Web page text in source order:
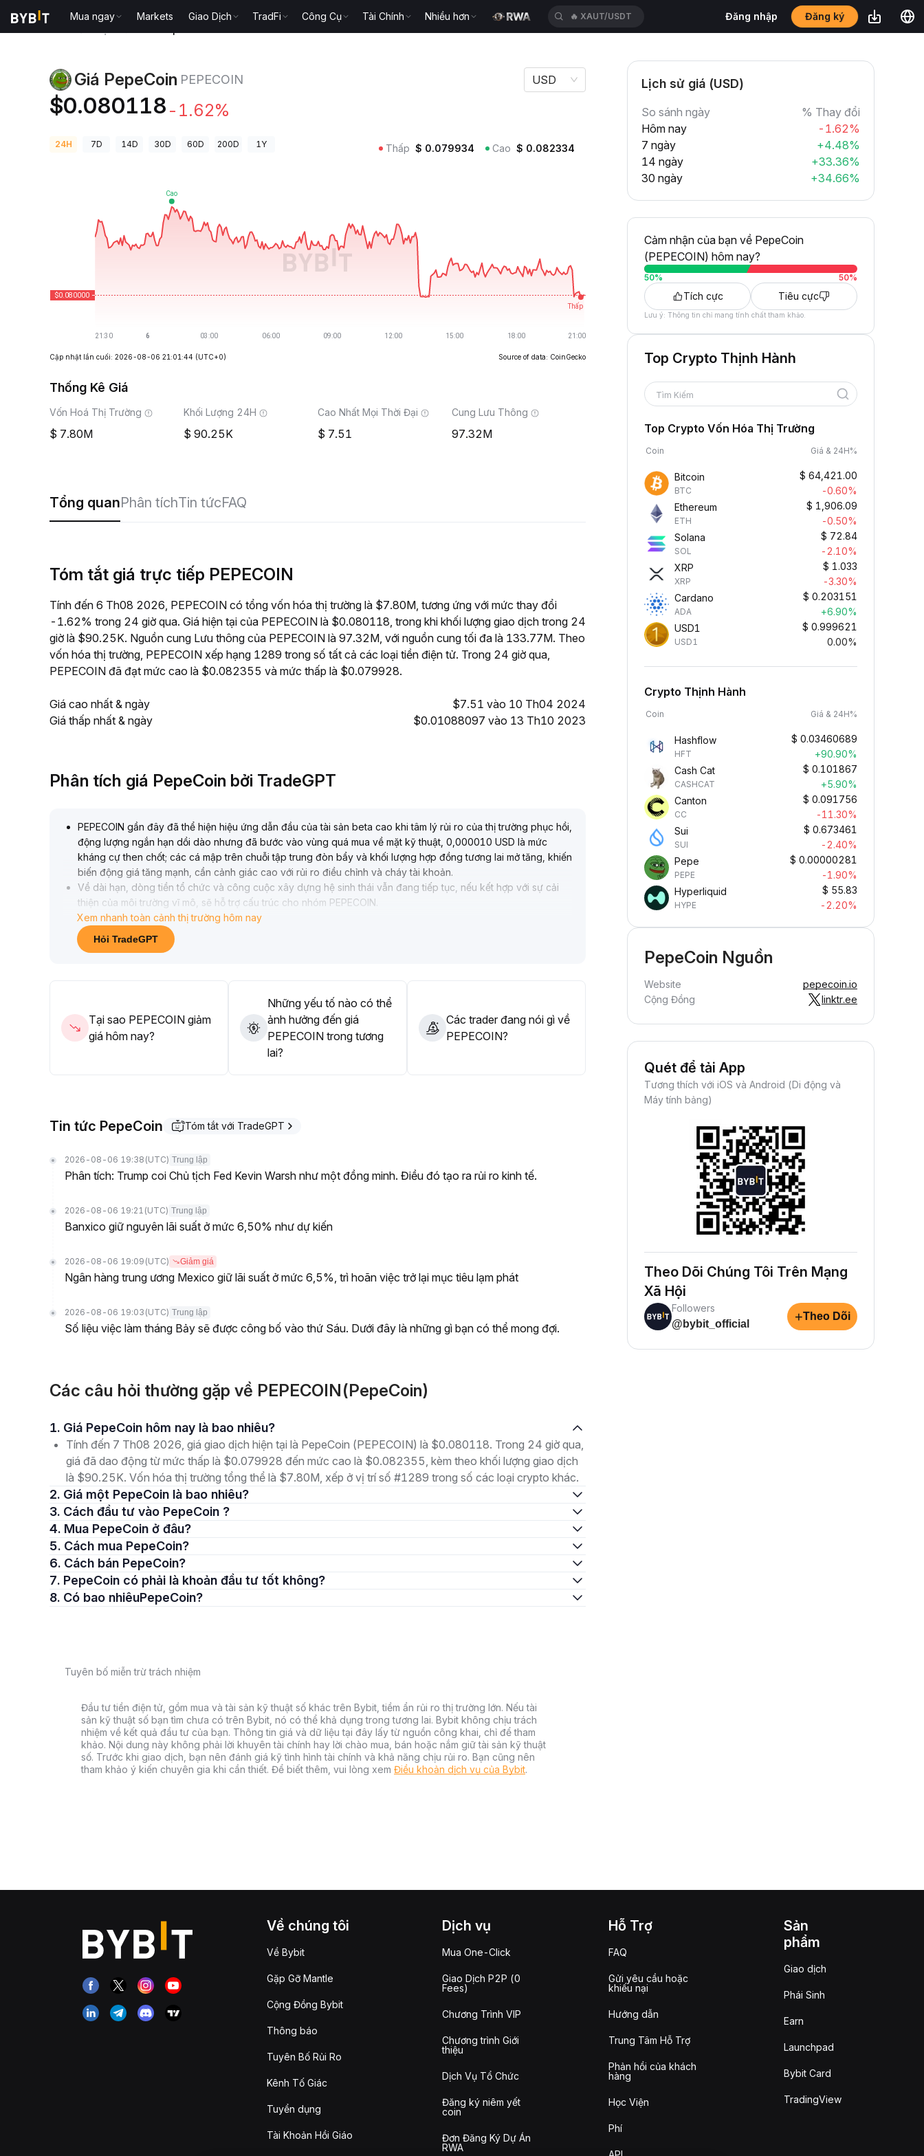
Mua ngay Markets Giao Dịch TradFi Công Cụ Tài Chính Nhiều hơn 🔥 XAUT/USDT Đăng nhập Đăng ký
Giá PepeCoin PEPECOIN
$0.080118 -1.62%
USD
24H 7D 14D 30D 60D 200D 1Y Thấp $ 0.079934 Cao $ 0.082334
Cập nhật lần cuối: 2026-08-06 21:01:44 (UTC+0) Source of data: CoinGecko
Thống Kê Giá
Vốn Hoá Thị Trường
7.80M
Khối Lượng 24H
90.25K
Cao Nhất Mọi Thời Đại
7.51
Cung Lưu Thông
97.32M
Tổng quanPhân tíchTin tứcFAQ
Tóm tắt giá trực tiếp PEPECOIN
Tính đến 6 Th08 2026, PEPECOIN có tổng vốn hóa thị trường là $7.80M, tương ứng với mức thay đổi
-1.62% trong 24 giờ qua. Giá hiện tại của PEPECOIN là $0.080118, trong khi khối lượng giao dịch trong 24
giờ là $90.25K. Nguồn cung Lưu thông của PEPECOIN là 97.32M, với nguồn cung tối đa là 133.77M. Theo
vốn hóa thị trường, PEPECOIN xếp hạng 1289 trong số tất cả các loại tiền điện tử. Trong 24 giờ qua,
PEPECOIN đã đạt mức cao là $0.082355 và mức thấp là $0.079928.
Giá cao nhất & ngày
$7.51 vào 10 Th04 2024
Giá thấp nhất & ngày
$0.01088097 vào 13 Th10 2023
Phân tích giá PepeCoin bởi TradeGPT
PEPECOIN gần đây đã thể hiện hiệu ứng dẫn đầu của tài sản beta cao khi tâm lý rủi ro của thị trường phục hồi,
động lượng ngắn hạn dồi dào nhưng đã bước vào vùng quá mua về mặt kỹ thuật, 0,000010 USD là mức
kháng cự then chốt; các cá mập trên chuỗi tập trung đòn bẩy và khối lượng hợp đồng tương lai mở tăng, khiến
biến động giá tăng mạnh, cần cảnh giác cao với rủi ro điều chỉnh và cháy tài khoản.
Về dài hạn, dòng tiền tổ chức và công cuộc xây dựng hệ sinh thái vẫn đang tiếp tục, nếu kết hợp với sự cải
thiện của môi trường vĩ mô, sẽ hỗ trợ cấu trúc cho nhóm PEPECOIN
Khuyến nghị nên chú ý đến sự bứt phá ở các mức áp lực then chốt và biến động dòng tiền trong ngắn hạn,
kiểm soát vị thế nghiêm ngặt, tránh mua đuổi và chờ đợi cơ hội phân bổ tối ưu hơn
Xem nhanh toàn cảnh thị trường hôm nay
Hỏi TradeGPT
Tại sao PEPECOIN giảm
giá hôm nay?
Những yếu tố nào có thể
ảnh hưởng đến giá
PEPECOIN trong tương
lai?
Các trader đang nói gì về
PEPECOIN?
Tin tức PepeCoin Tóm tắt với TradeGPT
2026-08-06 19:38 (UTC) Trung lập
Phân tích: Trump coi Chủ tịch Fed Kevin Warsh như một đồng minh. Điều đó tạo ra rủi ro kinh tế.
2026-08-06 19:21 (UTC) Trung lập
Banxico giữ nguyên lãi suất ở mức 6,50% như dự kiến
2026-08-06 19:09 (UTC) Giảm giá
Ngân hàng trung ương Mexico giữ lãi suất ở mức 6,5%, trì hoãn việc trở lại mục tiêu lạm phát
2026-08-06 19:03 (UTC) Trung lập
Số liệu việc làm tháng Bảy sẽ được công bố vào thứ Sáu. Dưới đây là những gì bạn có thể mong đợi.
Các câu hỏi thường gặp về PEPECOIN(PepeCoin)
1. Giá PepeCoin hôm nay là bao nhiêu?
Tính đến 7 Th08 2026, giá giao dịch hiện tại là PepeCoin (PEPECOIN) là $0.080118. Trong 24 giờ qua,
giá đã dao động từ mức thấp là $0.079928 đến mức cao là $0.082355, kèm theo khối lượng giao dịch
là $90.25K. Vốn hóa thị trường tổng thể là $7.80M, xếp ở vị trí số #1289 trong số các loại crypto khác.
2. Giá một PepeCoin là bao nhiêu?
3. Cách đầu tư vào PepeCoin ?
4. Mua PepeCoin ở đâu?
5. Cách mua PepeCoin?
6. Cách bán PepeCoin?
7. PepeCoin có phải là khoản đầu tư tốt không?
8. Có bao nhiêuPepeCoin?
Tuyên bố miễn trừ trách nhiệm
Đầu tư tiền điện tử, gồm mua và tài sản kỹ thuật số khác trên Bybit, tiềm ẩn rủi ro thị trường lớn. Nếu tài
sản kỹ thuật số bạn tìm chưa có trên Bybit, nó có thể khả dụng trong tương lai. Bybit không chịu trách
nhiệm về kết quả đầu tư của bạn. Thông tin giá và dữ liệu tại đây lấy từ nguồn công khai, chỉ để tham
khảo. Nội dung này không phải lời khuyên tài chính hay lời chào mua, bán hoặc nắm giữ tài sản kỹ thuật
số. Trước khi giao dịch, bạn nên đánh giá kỹ tình hình tài chính và khả năng chịu rủi ro. Bạn cũng nên
tham khảo ý kiến chuyên gia khi cần thiết. Để biết thêm, vui lòng xem Điều khoản dịch vụ của Bybit.
Lịch sử giá (USD)
So sánh ngày
% Thay đổi
Hôm nay
-1.62%
7 ngày
+4.48%
14 ngày
+33.36%
30 ngày
+34.66%
Cảm nhận của bạn về PepeCoin
(PEPECOIN) hôm nay?
50% 50%
Tích cực Tiêu cực
Lưu ý: Thông tin chỉ mang tính chất tham khảo.
Top Crypto Thịnh Hành
Tìm Kiếm
Top Crypto Vốn Hóa Thị Trường
Coin Giá & 24H%
Bitcoin
BTC
$ 64,421.00
-0.60%
Ethereum
ETH
$ 1,906.09
-0.50%
Solana
SOL
$ 72.84
-2.10%
XRP
XRP
$ 1.033
-3.30%
Cardano
ADA
$ 0.203151
+6.90%
USD1
USD1
$ 0.999621
0.00%
Crypto Thịnh Hành
Coin Giá & 24H%
Hashflow
HFT
$ 0.03460689
+90.90%
Cash Cat
CASHCAT
$ 0.101867
+5.90%
Canton
CC
$ 0.091756
-11.30%
Sui
SUI
$ 0.673461
-2.40%
Pepe
PEPE
$ 0.00000281
-1.90%
Hyperliquid
HYPE
$ 55.83
-2.20%
PepeCoin Nguồn
Website
pepecoin.io
Cộng Đồng
linktr.ee
Quét để tải App
Tương thích với iOS và Android (Di động và
Máy tính bảng)
Theo Dõi Chúng Tôi Trên Mạng
Xã Hội
Followers
@bybit_official
+Theo Dõi
Về chúng tôi
Về Bybit
Gặp Gỡ Mantle
Cộng Đồng Bybit
Thông báo
Tuyên Bố Rủi Ro
Kênh Tố Giác
Tuyển dụng
Tài Khoản Hồi Giáo
Dịch vụ
Mua One-Click
Giao Dịch P2P (0
Fees)
Chương Trình VIP
Chương trình Giới
thiệu
Dịch Vụ Tổ Chức
Đăng ký niêm yết
coin
Đơn Đăng Ký Dự Án
RWA
Hỗ Trợ
FAQ
Gửi yêu cầu hoặc
khiếu nại
Hướng dẫn
Trung Tâm Hỗ Trợ
Phản hồi của khách
hàng
Học Viện
Phí
Sản
phẩm
Giao dịch
Phái Sinh
Earn
Launchpad
Bybit Card
TradingView